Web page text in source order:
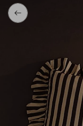
Zurück